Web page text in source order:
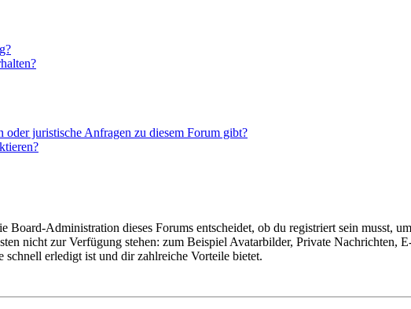
juristische Anfragen zu diesem Forum gibt?
Administration dieses Forums entscheidet, ob du registriert sein musst,
nicht zur Verfügung stehen: zum Beispiel Avatarbilder, Private Nachrichten,
erledigt ist und dir zahlreiche Vorteile bietet.